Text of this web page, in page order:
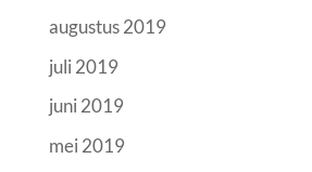
augustus 2019
juli 2019
juni 2019
mei 2019